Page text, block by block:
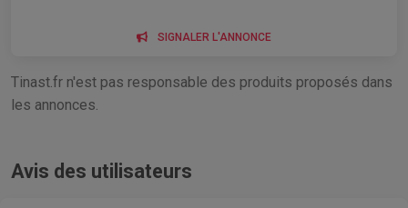
SIGNALER L'ANNONCE
Tinast.fr n'est pas responsable des produits proposés dans
les annonces.
Avis des utilisateurs